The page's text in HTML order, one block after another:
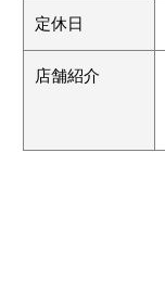
定休日
店舗紹介